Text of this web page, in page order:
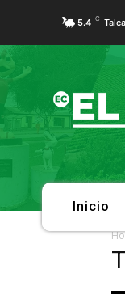
5.4 C Talca
Inicio